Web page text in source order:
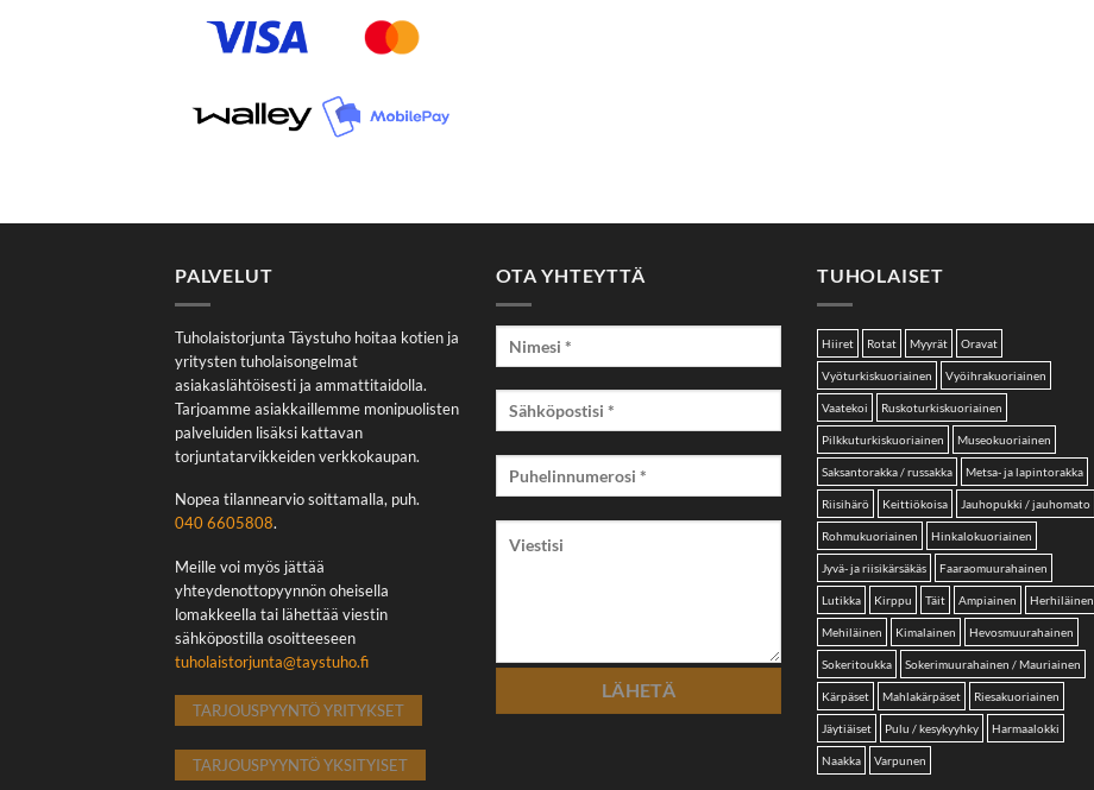
PALVELUT
Tuholaistorjunta Täystuho hoitaa kotien ja
yritysten tuholaisongelmat
asiakaslähtöisesti ja ammattitaidolla.
Tarjoamme asiakkaillemme monipuolisten
palveluiden lisäksi kattavan
torjuntatarvikkeiden verkkokaupan.
Nopea tilannearvio soittamalla, puh.
040 6605808.
Meille voi myös jättää
yhteydenottopyynnön oheisella
lomakkeella tai lähettää viestin
sähköpostilla osoitteeseen
tuholaistorjunta@taystuho.fi
TARJOUSPYYNTÖ YRITYKSET
TARJOUSPYYNTÖ YKSITYISET
OTA YHTEYTTÄ TUHOLAISET
Hiiret Rotat Myyrät Oravat
Vyöturkiskuoriainen Vyöihrakuoriainen
Vaatekoi Ruskoturkiskuoriainen
Pilkkuturkiskuoriainen Museokuoriainen
Saksantorakka / russakka Metsa- ja lapintorakka
Riisihärö Keittiökoisa Jauhopukki / jauhomato
Rohmukuoriainen Hinkalokuoriainen
Jyvä- ja riisikärsäkäs Faaraomuurahainen
Lutikka Kirppu Täit Ampiainen Herhiläinen
Mehiläinen Kimalainen Hevosmuurahainen
Sokeritoukka Sokerimuurahainen / Mauriainen
Kärpäset Mahlakärpäset Riesakuoriainen
Jäytiäiset Pulu / kesykyyhky Harmaalokki
Naakka Varpunen